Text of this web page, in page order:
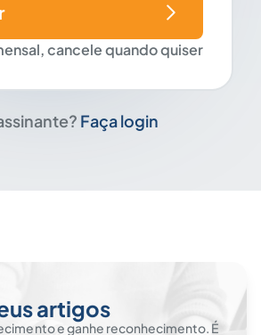
cancele quando quiser
Faça login
artigos
e ganhe reconhecimento. É